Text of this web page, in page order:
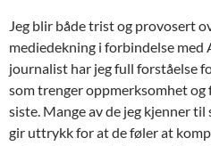
Jeg blir både trist og provosert
mediedekning i forbindelse med
journalist har jeg full forståelse
som trenger oppmerksomhet
siste. Mange av de jeg kjenner
gir uttrykk for at de føler at